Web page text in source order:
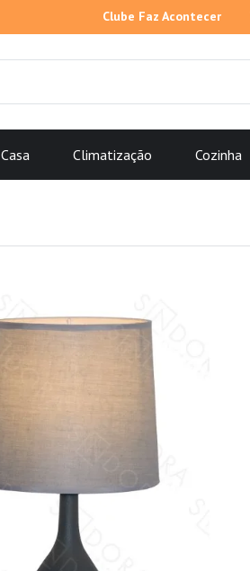
Clube Faz Acontecer
Casa Climatização Cozinha